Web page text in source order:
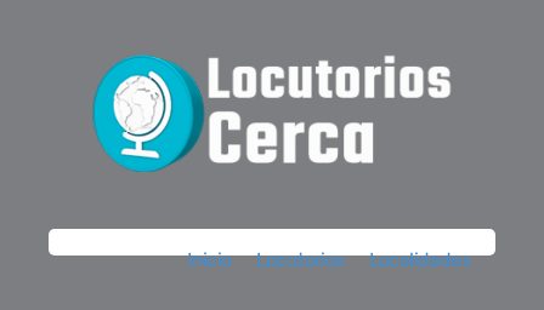
Inicio Locutorios Localidades